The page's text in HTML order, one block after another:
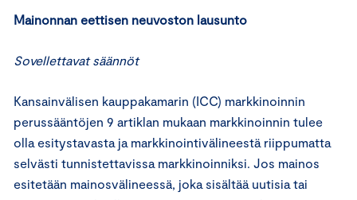
Mainonnan eettisen neuvoston lausunto
Sovellettavat säännöt
Kansainvälisen kauppakamarin (ICC) markkinoinnin
perussääntöjen 9 artiklan mukaan markkinoinnin tulee
olla esitystavasta ja markkinointivälineestä riippumatta
selvästi tunnistettavissa markkinoinniksi. Jos mainos
esitetään mainosvälineessä, joka sisältää uutisia tai